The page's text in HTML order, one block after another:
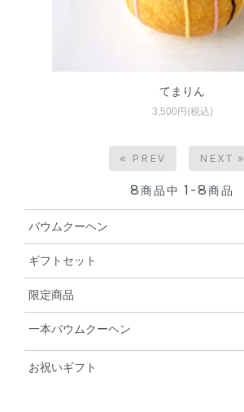
てまりん
3,500円(税込)
« PREV NEXT »
8商品中 1-8商品
バウムクーヘン
ギフトセット
限定商品
一本バウムクーヘン
お祝いギフト